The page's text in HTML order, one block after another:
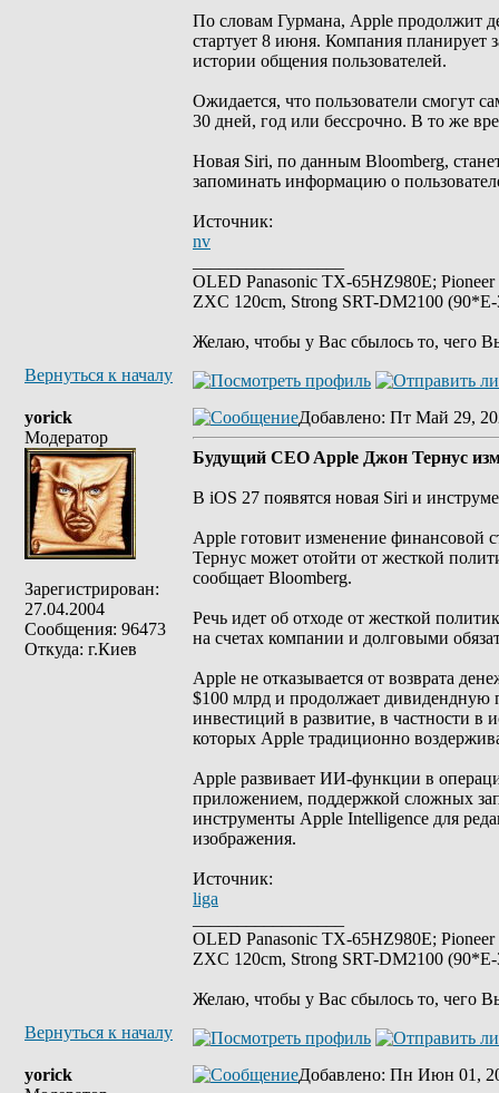
По словам Гурмана, Apple продолжит
стартует 8 июня. Компания планирует
истории общения пользователей.
Ожидается, что пользователи смогут
30 дней, год или бессрочно. В то же
Новая Siri, по данным Bloomberg,
запоминать информацию о
Источник:
nv
OLED Panasonic TX-65HZ980E;
ZXC 120cm, Strong SRT-DM2100
Желаю, чтобы у Вас сбылось то, чего
Вернуться к началу
yorick
Модератор
Зарегистрирован:
27.04.2004
Сообщения: 96473
Откуда: г.Киев
Добавлено: Пт Май 29,
Будущий CEO Apple Джон Тернус
В iOS 27 появятся новая Siri и
Apple готовит изменение финансовой
Тернус может отойти от жесткой
сообщает Bloomberg.
Речь идет об отходе от жесткой
на счетах компании и долговыми
Apple не отказывается от возврата
$100 млрд и продолжает дивидендную
инвестиций в развитие, в частности
которых Apple традиционно
Apple развивает ИИ-функции в
приложением, поддержкой сложных
инструменты Apple Intelligence для
изображения.
Источник:
liga
OLED Panasonic TX-65HZ980E;
ZXC 120cm, Strong SRT-DM2100
Желаю, чтобы у Вас сбылось то, чего
Вернуться к началу
yorick
Добавлено: Пн Июн 01,